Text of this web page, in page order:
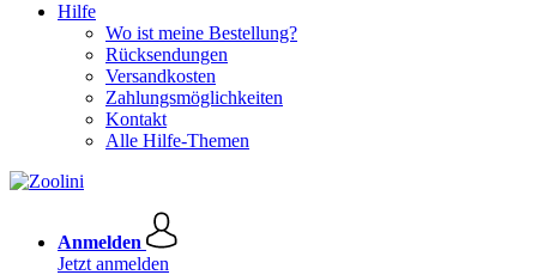
Hilfe
Wo ist meine Bestellung?
Rücksendungen
Versandkosten
Zahlungsmöglichkeiten
Kontakt
Alle Hilfe-Themen
Anmelden
Jetzt anmelden